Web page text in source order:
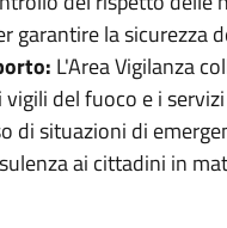
garantire la sicurezza
L'Area Vigilanza
del fuoco e i
di situazioni di
ai cittadini in